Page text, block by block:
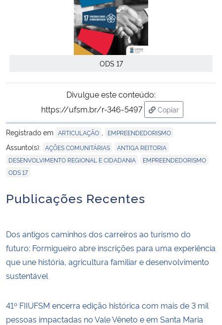
ODS 17
Divulgue este conteúdo:
https://ufsm.br/r-346-5497
Copiar
para área de
Registrado em ARTICULAÇÃO EMPREENDEDORISMO
Assunto(s): AÇÕES COMUNITÁRIAS ANTIGA REITORIA
DESENVOLVIMENTO REGIONAL E CIDADANIA EMPREENDEDORISMO
ODS 17
Publicações Recentes
Dos antigos caminhos dos carreiros ao turismo do
futuro: Formigueiro abre inscrições para uma experiência
que une história, agricultura familiar e desenvolvimento
sustentável
41º FIIUFSM encerra edição histórica com mais de 3 mil
pessoas impactadas no Vale Vêneto e em Santa Maria